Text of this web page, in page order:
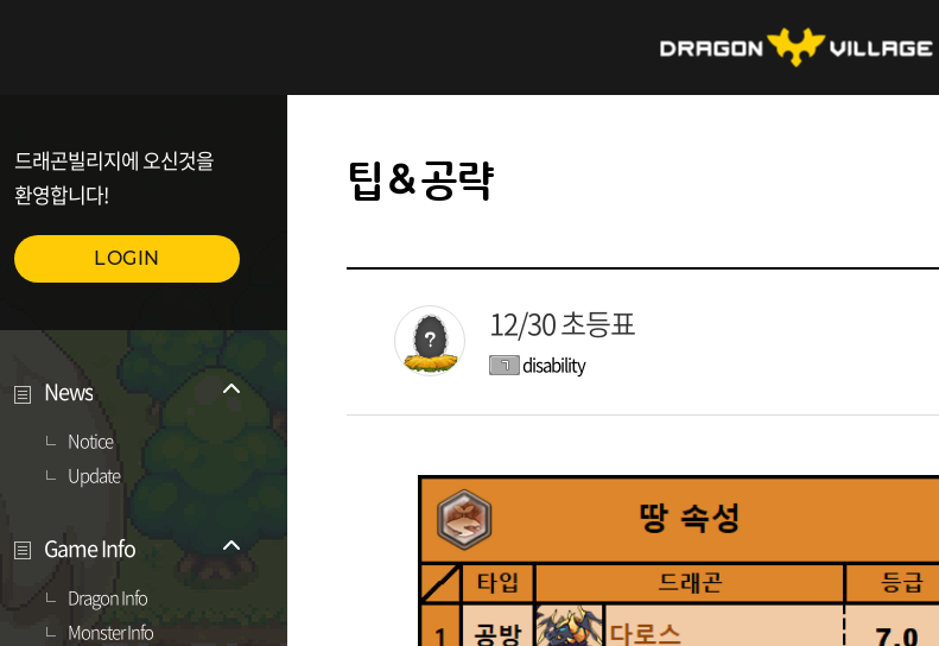
드래곤빌리지에 오신것을
환영합니다!
LOGIN
News
Notice
Update
Game Info
Dragon Info
Monster Info
팁＆공략
12/30 초등표
disability